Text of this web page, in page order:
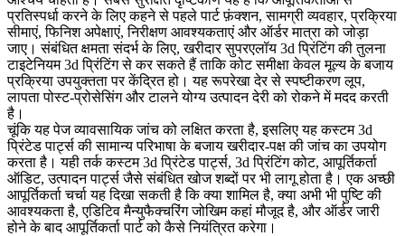
प्रतिस्पर्धा करने के लिए कहने से पहले पार्ट फ़ंक्शन, सामग्री व्यवहार, प्रक्रिया
सीमाएं, फिनिश अपेक्षाएं, निरीक्षण आवश्यकताएं और ऑर्डर मात्रा को जोड़ा
जाए। संबंधित क्षमता संदर्भ के लिए, खरीदारसुपरएलॉय 3d प्रिंटिंगकी तुलना
टाइटेनियम 3d प्रिंटिंगसे कर सकते हैं ताकि कोट समीक्षा केवल मूल्य के बजाय
प्रक्रिया उपयुक्तता पर केंद्रित हो। यह रूपरेखा देर से स्पष्टीकरण लूप,
लापता पोस्ट-प्रोसेसिंग और टालने योग्य उत्पादन देरी को रोकने में मदद करती
है।
चूंकि यह पेज व्यावसायिक जांच को लक्षित करता है, इसलिए यह कस्टम 3d
प्रिंटेड पार्ट्स की सामान्य परिभाषा के बजाय खरीदार-पक्ष की जांच का उपयोग
करता है। यही तर्क कस्टम 3d प्रिंटेड पार्ट्स, 3d प्रिंटिंग कोट, आपूर्तिकर्ता
ऑडिट, उत्पादन पार्ट्स जैसे संबंधित खोज शब्दों पर भी लागू होता है। एक अच्छी
आपूर्तिकर्ता चर्चा यह दिखा सकती है कि क्या शामिल है, क्या अभी भी पुष्टि की
आवश्यकता है, एडिटिव मैन्युफैक्चरिंग जोखिम कहां मौजूद है, और ऑर्डर जारी
होने के बाद आपूर्तिकर्ता पार्ट को कैसे नियंत्रित करेगा।